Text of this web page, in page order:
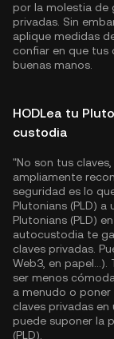
por la molestia de
privadas. Sin
aplique medidas
confiar en que tus
buenas manos.
HODLea tu
custodia
"No son tus
ampliamente
seguridad es lo
Plutonians (PLD)
Plutonians (PLD)
autocustodia te
claves privadas.
Web3, en
ser menos
a menudo o
claves privadas
puede suponer la
(PLD).